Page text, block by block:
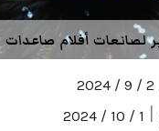
لصانعات أفلام صاعدات
2 / 9 / 2024
1 / 10 / 2024